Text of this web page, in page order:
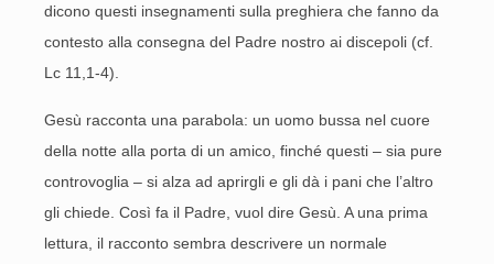
dicono questi insegnamenti sulla preghiera che fanno da
contesto alla consegna del Padre nostro ai discepoli (cf.
Lc 11,1-4).
Gesù racconta una parabola: un uomo bussa nel cuore
della notte alla porta di un amico, finché questi – sia pure
controvoglia – si alza ad aprirgli e gli dà i pani che l’altro
gli chiede. Così fa il Padre, vuol dire Gesù. A una prima
lettura, il racconto sembra descrivere un normale